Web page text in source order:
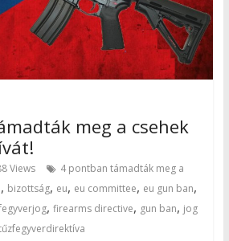
meg a csehek
Views
4 pontban támadták meg a
, bizottság, eu, eu committee, eu gun ban,
, firearms directive, gun ban, jog